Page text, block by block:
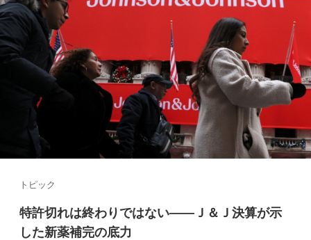
トピック
特許切れは終わりではない――Ｊ＆Ｊ決算が示
した新薬補完の底力